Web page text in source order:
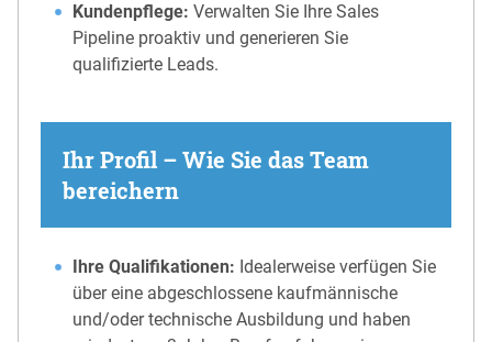
Kundenpflege: Verwalten Sie Ihre Sales
Pipeline proaktiv und generieren Sie
qualifizierte Leads.
Ihr Profil – Wie Sie das Team
bereichern
Ihre Qualifikationen: Idealerweise verfügen Sie
über eine abgeschlossene kaufmännische
und/oder technische Ausbildung und haben